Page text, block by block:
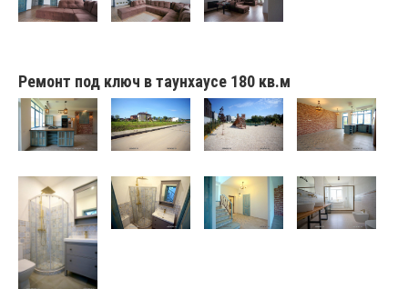
Ремонт под ключ в таунхаусе 180 кв.м